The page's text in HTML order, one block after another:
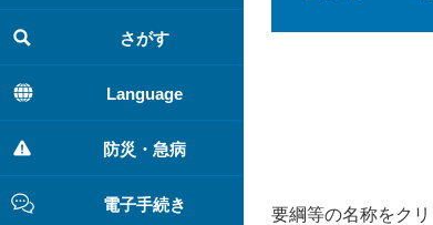
。
て
本
文
へ
さがす
Language
防災・急病
電子手続き
要綱等の名称をク